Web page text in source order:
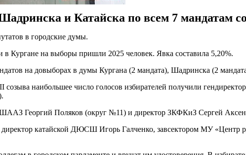
и Катайска по всем 7 мандатам
в городские думы.
Кургане на выборы пришли 2025 человек. Явка составила 5,20%.
на довыборах в думы Кургана (2 мандата), Шадринска (2
наибольшее число голосов избирателей получили
Георгий Поляков (округ №11) и директор ЗКФКиЗ Сергей
катайской ДЮСШ Игорь Галченко, завсектором МУ «Центр